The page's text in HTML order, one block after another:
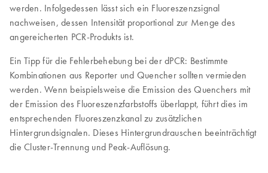
werden. Infolgedessen lässt sich ein Fluoreszenzsignal
nachweisen, dessen Intensität proportional zur Menge des
angereicherten PCR-Produkts ist.
Ein Tipp für die Fehlerbehebung bei der dPCR: Bestimmte
Kombinationen aus Reporter und Quencher sollten vermieden
werden. Wenn beispielsweise die Emission des Quenchers mit
der Emission des Fluoreszenzfarbstoffs überlappt, führt dies im
entsprechenden Fluoreszenzkanal zu zusätzlichen
Hintergrundsignalen. Dieses Hintergrundrauschen beeinträchtigt
die Cluster-Trennung und Peak-Auflösung.